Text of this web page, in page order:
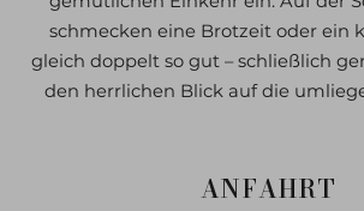
schmecken eine Brotzeit oder ein
gleich doppelt so gut – schließlich
den herrlichen Blick auf die
ANFAHRT